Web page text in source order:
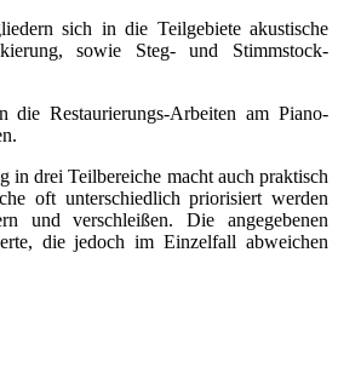
sich in die Teilgebiete akustische
sowie Steg- und Stimmstock-
Restaurierungs-Arbeiten am Piano-
in drei Teilbereiche macht auch praktisch
oft unterschiedlich priorisiert werden
und verschleißen. Die angegebenen
die jedoch im Einzelfall abweichen